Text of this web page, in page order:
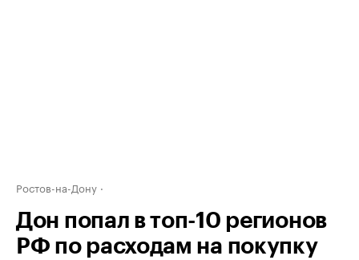
Ростов-на-Дону
Дон попал в топ-10 регионов
РФ по расходам на покупку